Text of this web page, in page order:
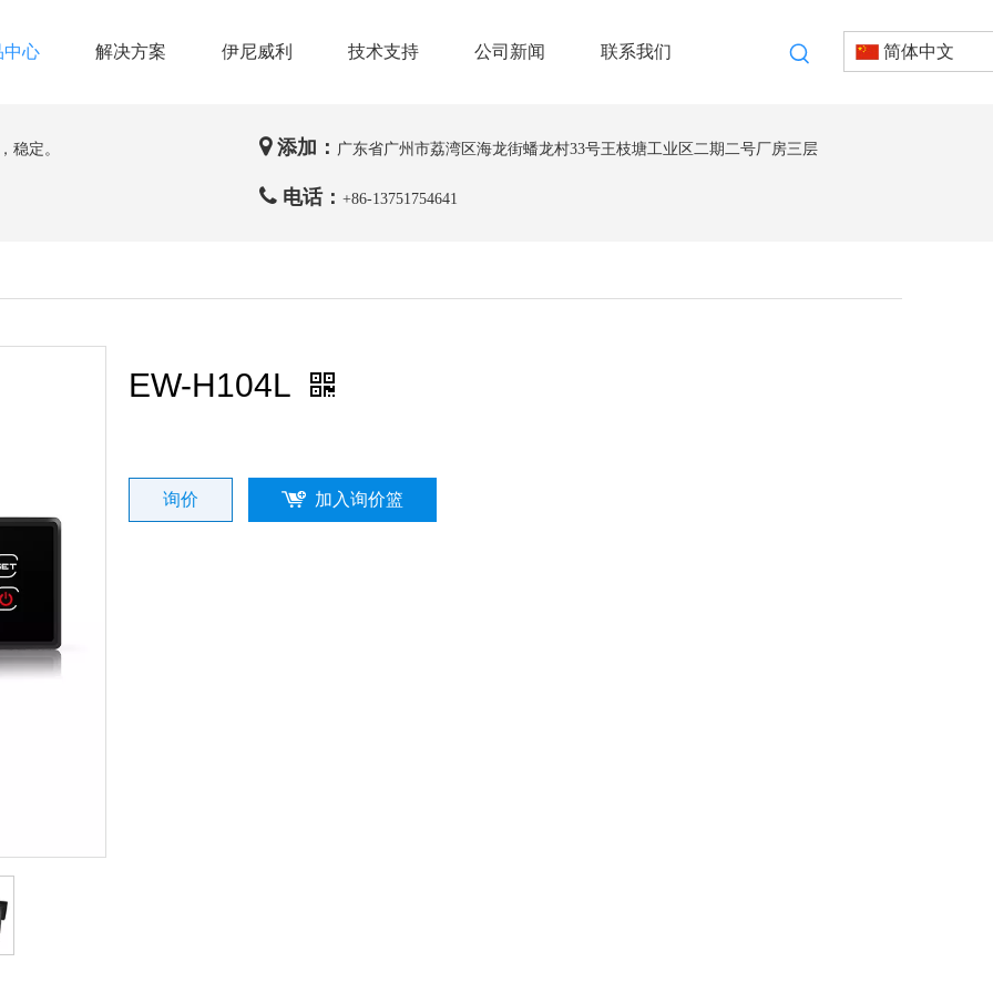
中心 解决方案 伊尼威利 技术支持 公司新闻 联系我们 简体中文
稳定。  添加： 广东省广州市荔湾区海龙街蟠龙村33号王枝塘工业区二期二号厂房三层
 电话： +86-13751754641
EW-H104L
询价 加入询价篮